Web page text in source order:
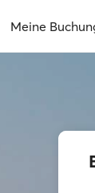
Meine